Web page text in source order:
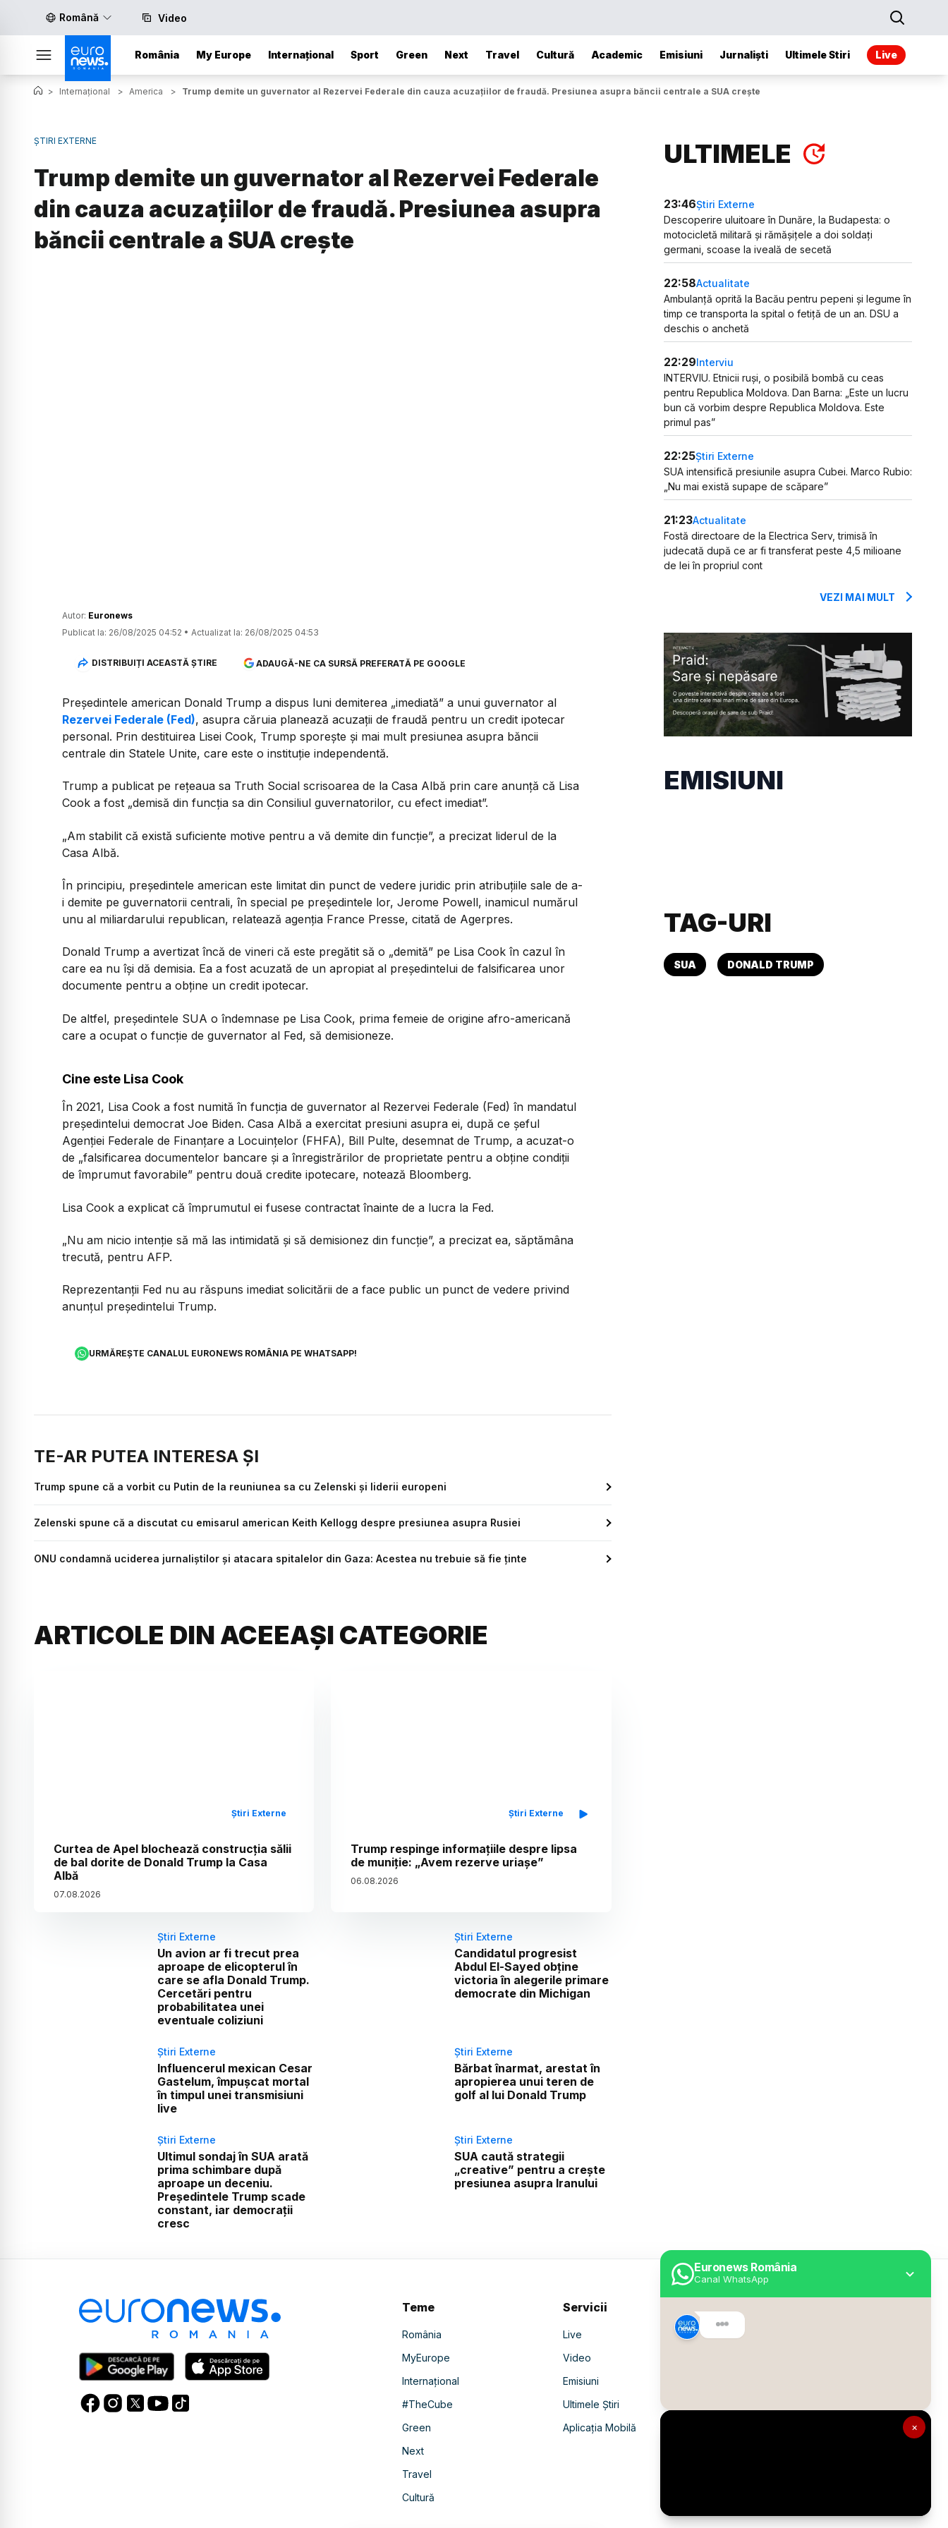
Română Video
România My Europe Internațional Sport Green Next Travel Cultură Academic Emisiuni Jurnaliști Ultimele Stiri Live
×
Euronews România
Canal WhatsApp
> Internațional > America > Trump demite un guvernator al Rezervei Federale din cauza acuzațiilor de fraudă. Presiunea asupra băncii centrale a SUA crește
ȘTIRI EXTERNE
Trump demite un guvernator al Rezervei Federale
din cauza acuzațiilor de fraudă. Presiunea asupra
băncii centrale a SUA crește
Autor: Euronews
Publicat la: 26/08/2025 04:52 • Actualizat la: 26/08/2025 04:53
DISTRIBUIȚI ACEASTĂ ȘTIRE ADAUGĂ-NE CA SURSĂ PREFERATĂ PE GOOGLE
Președintele american Donald Trump a dispus luni demiterea „imediată” a unui guvernator al
Rezervei Federale (Fed), asupra căruia planează acuzații de fraudă pentru un credit ipotecar
personal. Prin destituirea Lisei Cook, Trump sporește și mai mult presiunea asupra băncii
centrale din Statele Unite, care este o instituție independentă.
Trump a publicat pe rețeaua sa Truth Social scrisoarea de la Casa Albă prin care anunță că Lisa
Cook a fost „demisă din funcția sa din Consiliul guvernatorilor, cu efect imediat”.
„Am stabilit că există suficiente motive pentru a vă demite din funcție”, a precizat liderul de la
Casa Albă.
În principiu, președintele american este limitat din punct de vedere juridic prin atribuțiile sale de a-
i demite pe guvernatorii centrali, în special pe președintele lor, Jerome Powell, inamicul numărul
unu al miliardarului republican, relatează agenția France Presse, citată de Agerpres.
Donald Trump a avertizat încă de vineri că este pregătit să o „demită” pe Lisa Cook în cazul în
care ea nu își dă demisia. Ea a fost acuzată de un apropiat al președintelui de falsificarea unor
documente pentru a obține un credit ipotecar.
De altfel, președintele SUA o îndemnase pe Lisa Cook, prima femeie de origine afro-americană
care a ocupat o funcție de guvernator al Fed, să demisioneze.
Cine este Lisa Cook
În 2021, Lisa Cook a fost numită în funcția de guvernator al Rezervei Federale (Fed) în mandatul
președintelui democrat Joe Biden. Casa Albă a exercitat presiuni asupra ei, după ce șeful
Agenției Federale de Finanțare a Locuințelor (FHFA), Bill Pulte, desemnat de Trump, a acuzat-o
de „falsificarea documentelor bancare și a înregistrărilor de proprietate pentru a obține condiții
de împrumut favorabile” pentru două credite ipotecare, notează Bloomberg.
Lisa Cook a explicat că împrumutul ei fusese contractat înainte de a lucra la Fed.
„Nu am nicio intenție să mă las intimidată și să demisionez din funcție”, a precizat ea, săptămâna
trecută, pentru AFP.
Reprezentanții Fed nu au răspuns imediat solicitării de a face public un punct de vedere privind
anunțul președintelui Trump.
URMĂREȘTE CANALUL EURONEWS ROMÂNIA PE WHATSAPP!
TE-AR PUTEA INTERESA ȘI
Trump spune că a vorbit cu Putin de la reuniunea sa cu Zelenski și liderii europeni
Zelenski spune că a discutat cu emisarul american Keith Kellogg despre presiunea asupra Rusiei
ONU condamnă uciderea jurnaliștilor și atacara spitalelor din Gaza: Acestea nu trebuie să fie ținte
ARTICOLE DIN ACEEAȘI CATEGORIE
Știri Externe
Curtea de Apel blochează construcția sălii
de bal dorite de Donald Trump la Casa
Albă
07.08.2026
Știri Externe
Trump respinge informațiile despre lipsa
de muniție: „Avem rezerve uriașe”
06.08.2026
Știri Externe
Un avion ar fi trecut prea
aproape de elicopterul în
care se afla Donald Trump.
Cercetări pentru
probabilitatea unei
eventuale coliziuni
Știri Externe
Candidatul progresist
Abdul El-Sayed obține
victoria în alegerile primare
democrate din Michigan
Știri Externe
Influencerul mexican Cesar
Gastelum, împușcat mortal
în timpul unei transmisiuni
live
Știri Externe
Bărbat înarmat, arestat în
apropierea unui teren de
golf al lui Donald Trump
Știri Externe
Ultimul sondaj în SUA arată
prima schimbare după
aproape un deceniu.
Președintele Trump scade
constant, iar democrații
cresc
Știri Externe
SUA caută strategii
„creative” pentru a crește
presiunea asupra Iranului
ULTIMELE
23:46Știri Externe
Descoperire uluitoare în Dunăre, la Budapesta: o
motocicletă militară și rămășițele a doi soldați
germani, scoase la iveală de secetă
22:58Actualitate
Ambulanță oprită la Bacău pentru pepeni și legume în
timp ce transporta la spital o fetiță de un an. DSU a
deschis o anchetă
22:29Interviu
INTERVIU. Etnicii ruși, o posibilă bombă cu ceas
pentru Republica Moldova. Dan Barna: „Este un lucru
bun că vorbim despre Republica Moldova. Este
primul pas”
22:25Știri Externe
SUA intensifică presiunile asupra Cubei. Marco Rubio:
„Nu mai există supape de scăpare”
21:23Actualitate
Fostă directoare de la Electrica Serv, trimisă în
judecată după ce ar fi transferat peste 4,5 milioane
de lei în propriul cont
VEZI MAI MULT
EMISIUNI
TAG-URI
SUA DONALD TRUMP
Teme
România
MyEurope
Internațional
#TheCube
Green
Next
Travel
Cultură
Servicii
Live
Video
Emisiuni
Ultimele Știri
Aplicația Mobilă
Despre Euronews